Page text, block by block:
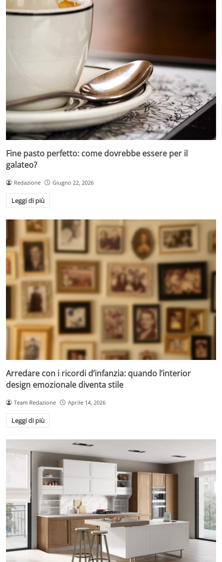
Fine pasto perfetto: come dovrebbe essere per il
galateo?
Redazione Giugno 22, 2026
Leggi di più
Arredare con i ricordi d’infanzia: quando l’interior
design emozionale diventa stile
Team Redazione Aprile 14, 2026
Leggi di più